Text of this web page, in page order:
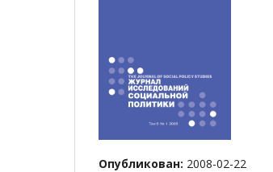
Опубликован: 2008-02-22